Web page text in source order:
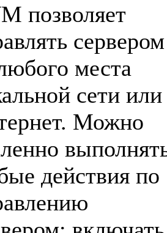
позволяет
сервером
места
сети или
Можно
действия по